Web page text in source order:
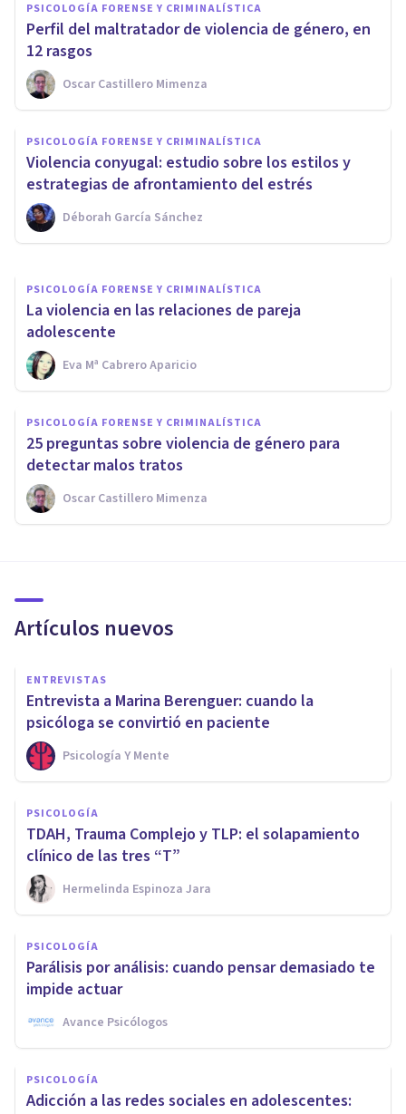
PSICOLOGÍA FORENSE Y CRIMINALÍSTICA
​Perfil del maltratador de violencia de género, en
12 rasgos
Oscar Castillero Mimenza
PSICOLOGÍA FORENSE Y CRIMINALÍSTICA
​Violencia conyugal: estudio sobre los estilos y
estrategias de afrontamiento del estrés
Déborah García Sánchez
PSICOLOGÍA FORENSE Y CRIMINALÍSTICA
La violencia machista en las
parejas jóvenes: datos y
análisis
Nuria Guzmán Ramírez
PSICOLOGÍA FORENSE Y CRIMINALÍSTICA
La violencia en las relaciones de pareja
adolescente
Eva Mª Cabrero Aparicio
PSICOLOGÍA FORENSE Y CRIMINALÍSTICA
25 preguntas sobre violencia de género para
detectar malos tratos
Oscar Castillero Mimenza
Artículos nuevos
ENTREVISTAS
Entrevista a Marina Berenguer: cuando la
psicóloga se convirtió en paciente
Psicología Y Mente
PSICOLOGÍA
TDAH, Trauma Complejo y TLP: el solapamiento
clínico de las tres “T”
Hermelinda Espinoza Jara
PSICOLOGÍA
Parálisis por análisis: cuando pensar demasiado te
impide actuar
Avance Psicólogos
PSICOLOGÍA
Adicción a las redes sociales en adolescentes: